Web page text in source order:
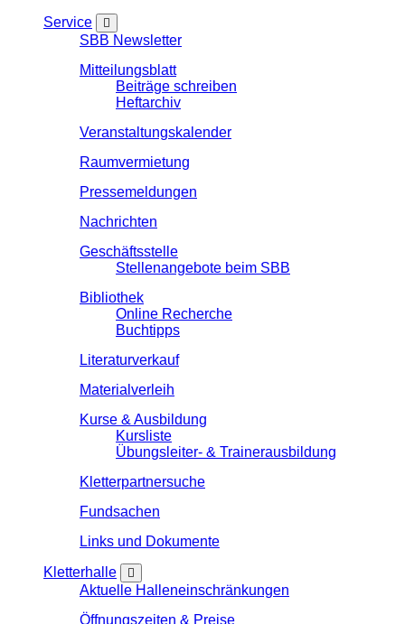
Service
SBB Newsletter
Mitteilungsblatt
Beiträge schreiben
Heftarchiv
Veranstaltungskalender
Raumvermietung
Pressemeldungen
Nachrichten
Geschäftsstelle
Stellenangebote beim SBB
Bibliothek
Online Recherche
Buchtipps
Literaturverkauf
Materialverleih
Kurse & Ausbildung
Kursliste
Übungsleiter- & Trainerausbildung
Kletterpartnersuche
Fundsachen
Links und Dokumente
Kletterhalle
Aktuelle Halleneinschränkungen
Öffnungszeiten & Preise